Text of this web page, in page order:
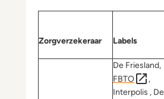
Zorgverzekeraar Labels
De Friesland,
FBTO
,
Interpolis , De